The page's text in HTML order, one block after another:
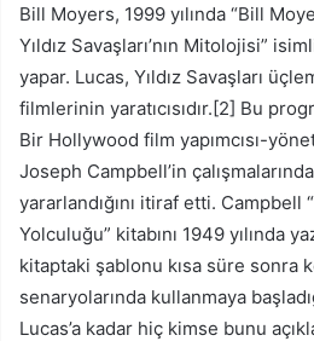
Bill Moyers, 1999 yılında “Bill
Yıldız Savaşları’nın Mitolojisi”
yapar. Lucas, Yıldız Savaşları
filmlerinin yaratıcısıdır.[2] Bu
Bir Hollywood film yapımcısı-
Joseph Campbell’in
yararlandığını itiraf etti. Campbell
Yolculuğu” kitabını 1949 yılında
kitaptaki şablonu kısa süre sonra
senaryolarında kullanmaya
Lucas’a kadar hiç kimse bunu